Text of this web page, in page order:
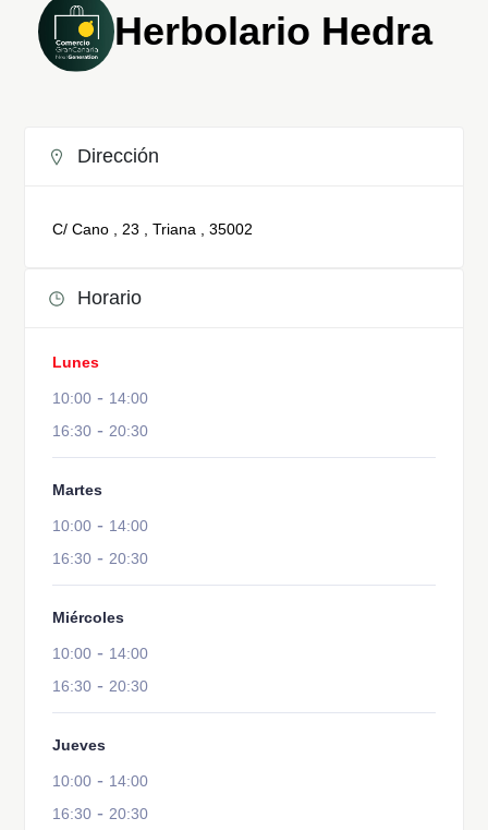
Herbolario Hedra
Dirección
C/ Cano , 23 , Triana , 35002
Horario
Lunes
10:00 - 14:00
16:30 -20:30
Martes
10:00 - 14:00
16:30 -20:30
Miércoles
10:00 - 14:00
16:30 -20:30
Jueves
10:00 - 14:00
16:30 -20:30